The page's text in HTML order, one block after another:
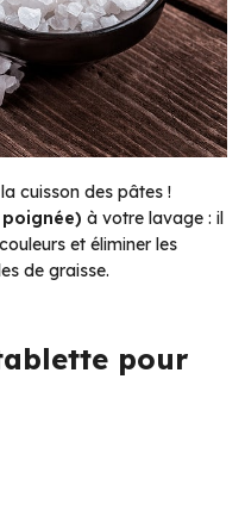
cuisson des pâtes !
à votre lavage : il
et éliminer les
de graisse.
pour